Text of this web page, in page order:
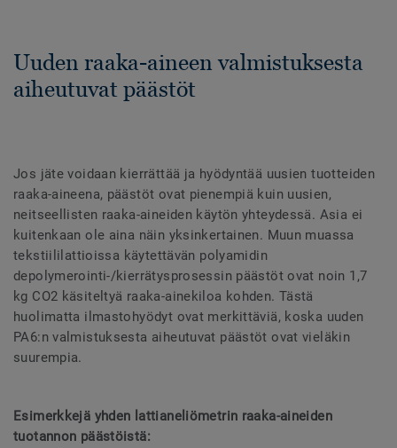
Uuden raaka-aineen valmistuksesta
aiheutuvat päästöt
Jos jäte voidaan kierrättää ja hyödyntää uusien tuotteiden
raaka-aineena, päästöt ovat pienempiä kuin uusien,
neitseellisten raaka-aineiden käytön yhteydessä. Asia ei
kuitenkaan ole aina näin yksinkertainen. Muun muassa
tekstiililattioissa käytettävän polyamidin
depolymerointi-/kierrätysprosessin päästöt ovat noin 1,7
kg CO2 käsiteltyä raaka-ainekiloa kohden. Tästä
huolimatta ilmastohyödyt ovat merkittäviä, koska uuden
PA6:n valmistuksesta aiheutuvat päästöt ovat vieläkin
suurempia.
Esimerkkejä yhden lattianeliömetrin raaka-aineiden
tuotannon päästöistä: